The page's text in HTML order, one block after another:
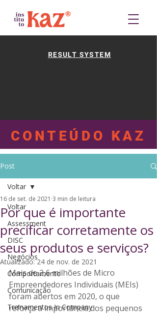
RESULT SYSTEM
CONTEÚDO KAZ
Post
Voltar
Assessment
DISC
Negócios
Comportamento
Comunicação
Treinamentos In Company
Voltar
Por que é importante
precificar corretamente os
seus produtos e serviços?
16 de set. de 2021 3 min de leitura
Atualizado:24 de nov. de 2021
Mais de 2,6 milhões de Micro
Empreendedores Individuais (MEIs)
foram abertos em 2020, o que
reforça a importância dos pequenos